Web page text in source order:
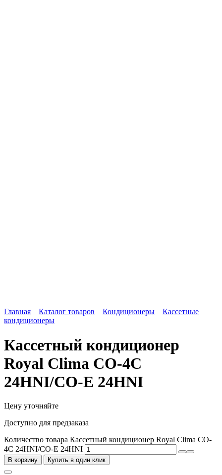
Главная Каталог товаров Кондиционеры
Кассетные
кондиционеры
Кассетный кондиционер
Royal Clima CO-4C
24HNI/CO-E 24HNI
Цену уточняйте
Доступно для предзаказа
Количество товара Кассетный кондиционер Royal Clima CO-
4C 24HNI/CO-E 24HNI
В корзину Купить в один клик